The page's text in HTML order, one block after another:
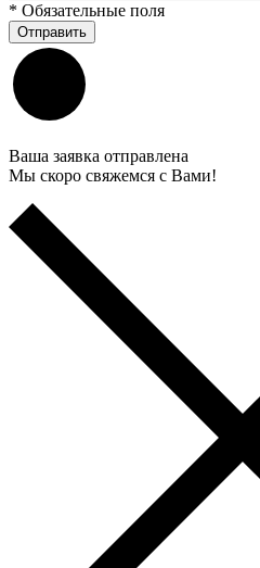
* Обязательные поля
Отправить
Ваша заявка отправлена
Мы скоро свяжемся с Вами!